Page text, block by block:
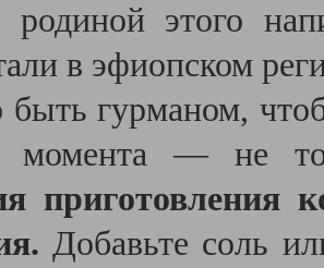
родиной этого
в эфиопском
гурманом,
момента — не
приготовления
Добавьте соль